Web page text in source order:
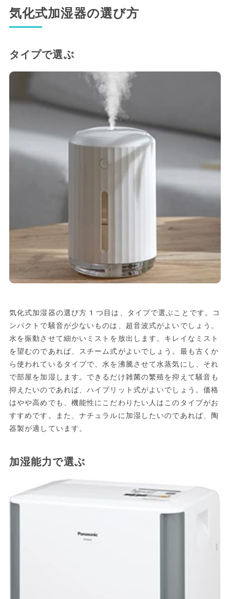
気化式加湿器の選び方
タイプで選ぶ
気化式加湿器の選び方1つ目は、タイプで選ぶことです。コ
ンパクトで騒音が少ないものは、超音波式がよいでしょう。
水を振動させて細かいミストを放出します。キレイなミスト
を望むのであれば、スチーム式がよいでしょう。最も古くか
ら使われているタイプで、水を沸騰させて水蒸気にし、それ
で部屋を加湿します。できるだけ雑菌の繁殖を抑えて騒音も
抑えたいのであれば、ハイブリット式がよいでしょう。価格
はやや高めでも、機能性にこだわりたい人はこのタイプがお
すすめです。また、ナチュラルに加湿したいのであれば、陶
器製が適しています。
加湿能力で選ぶ